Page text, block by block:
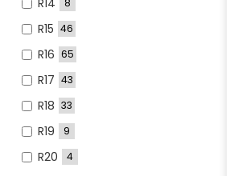
R14 8
R15 46
R16 65
R17 43
R18 33
R19 9
R20 4